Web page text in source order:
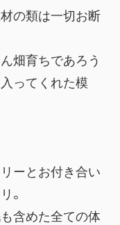
の類は一切お断
畑育ちであろう
ってくれた模
ーとお付き合い
。
含めた全ての体